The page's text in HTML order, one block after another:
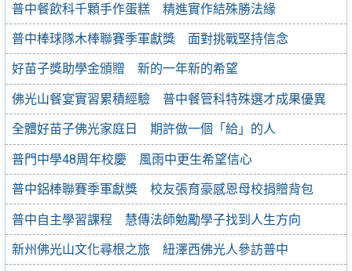
普中餐飲科千顆手作蛋糕 精進實作結殊勝法緣
普中棒球隊木棒聯賽季軍獻獎 面對挑戰堅持信念
好苗子獎助學金頒贈 新的一年新的希望
佛光山餐宴實習累積經驗 普中餐管科特殊選才成果優異
全體好苗子佛光家庭日 期許做一個「給」的人
普門中學48周年校慶 風雨中更生希望信心
普中鋁棒聯賽季軍獻獎 校友張育豪感恩母校捐贈背包
普中自主學習課程 慧傳法師勉勵學子找到人生方向
新州佛光山文化尋根之旅 紐澤西佛光人參訪普中